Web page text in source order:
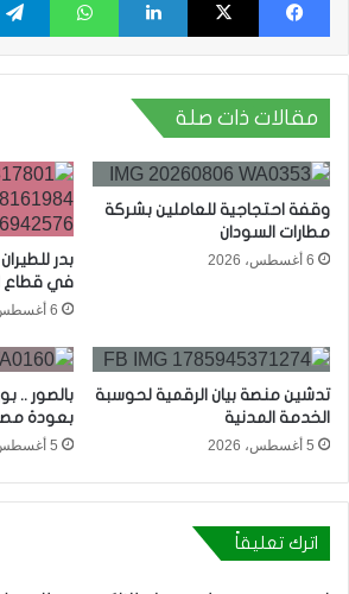
مقالات ذات صلة
وقفة احتجاجية للعاملين بشركة
مطارات السودان
6 أغسطس، 2026
بدر
في قطاع
6 أغسطس، 2026
تدشين منصة بيان الرقمية لحوسبة
الخدمة المدنية
5 أغسطس، 2026
بالصور ..
بعودة
5 أغسطس، 2026
اترك تعليقاً